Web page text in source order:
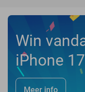
Win
iPhone
Meer info